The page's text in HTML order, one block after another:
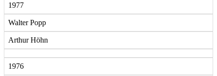
1977
Walter Popp
Arthur Höhn
1976